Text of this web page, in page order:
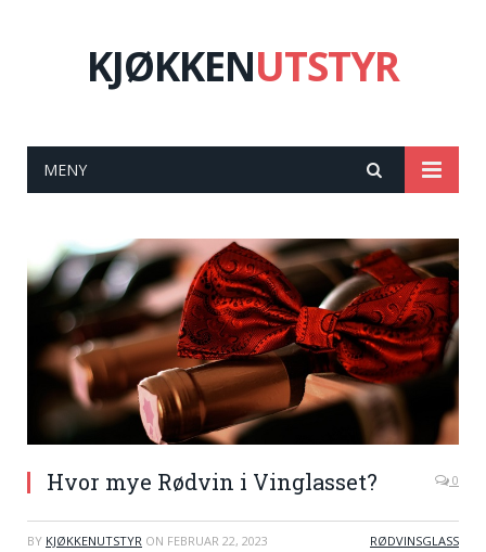
KJØKKENUTSTYR
MENY
Hvor mye Rødvin i Vinglasset? 0
BY KJØKKENUTSTYR ON FEBRUAR 22, 2023 RØDVINSGLASS